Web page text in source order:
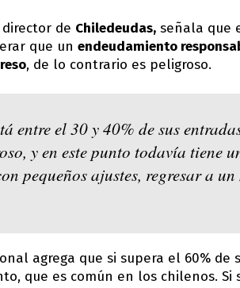
director de Chiledeudas, señala que
que un endeudamiento
, de lo contrario es peligroso.
entre el 30 y 40% de sus
y en este punto todavía tiene
pequeños ajustes, regresar a
agrega que si supera el 60% de
que es común en los chilenos.